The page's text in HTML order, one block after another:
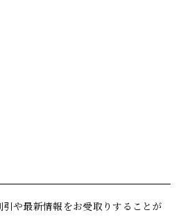
や最新情報をお受取りすることが